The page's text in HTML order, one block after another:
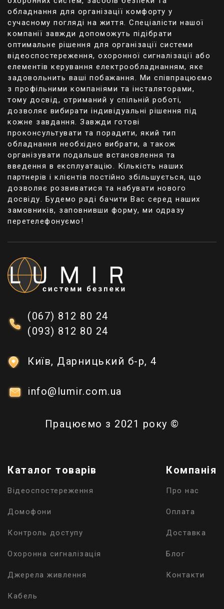
обладнання для організації комфорту у
сучасному погляді на життя. Спеціалісти нашої
компанії завжди допоможуть підібрати
оптимальне рішення для організації системи
відеоспостереження, охоронної сигналізації або
елементів керування електрообладнанням, яке
задовольнить ваші побажання. Ми співпрацюємо
з профільними компаніями та інсталяторами,
тому досвід, отриманий у спільній роботі,
дозволяє вибирати індивідуальні рішення під
кожне завдання. Завжди готові
проконсультувати та порадити, який тип
обладнання необхідно вибрати, а також
організувати подальше встановлення та
введення в експлуатацію. Кількість наших
партнерів і клієнтів постійно збільшується, що
дозволяє розвиватися та набувати нового
досвіду. Будемо раді бачити Вас серед наших
замовників, заповнивши форму, ми одразу
перетелефонуємо!
(067) 812 80 24
(093) 812 80 24
Київ, Дарницький б-р, 4
info@lumir.com.ua
Працюємо з 2021 року ©
Каталог товарів
Відеоспостереження
Домофони
Контроль доступу
Охоронна сигналізація
Джерела живлення
Кабель
Компанія
Про нас
Оплата
Доставка
Блог
Контакти